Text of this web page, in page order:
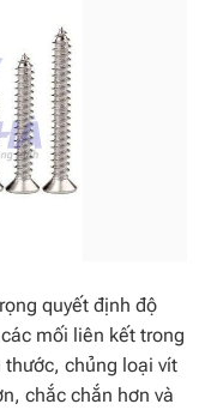
quyết định độ
mối liên kết trong
chủng loại vít
chắc chắn hơn và